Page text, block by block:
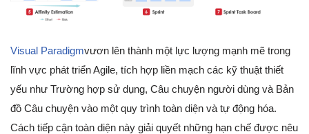
Visual Paradigmvươn lên thành một lực lượng mạnh mẽ trong
lĩnh vực phát triển Agile, tích hợp liền mạch các kỹ thuật thiết
yếu như Trường hợp sử dụng, Câu chuyện người dùng và Bản
đồ Câu chuyện vào một quy trình toàn diện và tự động hóa.
Cách tiếp cận toàn diện này giải quyết những hạn chế được nêu